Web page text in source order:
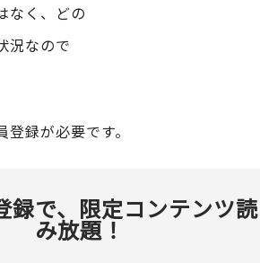
なく、どの
況なので
録が必要です。
録で、限定コンテンツ読
み放題！